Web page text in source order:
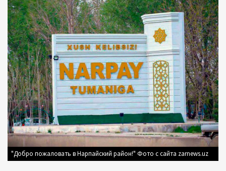
"Добро пожаловать в Нарпайский район!" Фото с сайта zarnews.uz